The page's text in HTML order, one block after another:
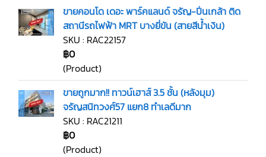
ขายคอนโด เดอะ พาร์คแลนด์ จรัญ-ปิ่นเกล้า ติด
สถานีรถไฟฟ้า MRT บางยี่ขัน (สายสีน้ำเงิน)
SKU : RAC22157
฿0
(Product)
ขายถูกมาก!! ทาวน์เฮาส์ 3.5 ชั้น (หลังมุม)
จรัญสนิทวงศ์57 แยก8 ทำเลดีมาก
SKU : RAC21211
฿0
(Product)